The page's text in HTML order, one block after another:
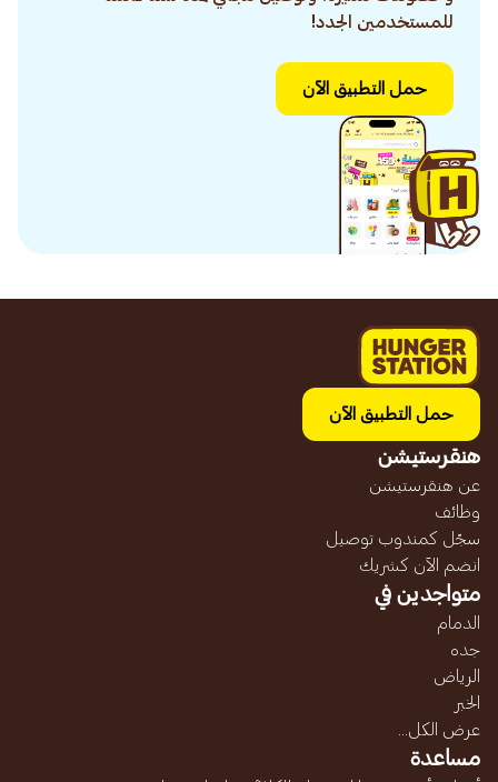
للمستخدمين الجدد!
حمل التطبيق الآن
حمل التطبيق الآن
هنقرستيشن
عن هنقرستيشن
وظائف
سجّل كمندوب توصيل
انضم الآن كشريك
متواجدين في
الدمام
جده
الرياض
الخبر
عرض الكل...
مساعدة